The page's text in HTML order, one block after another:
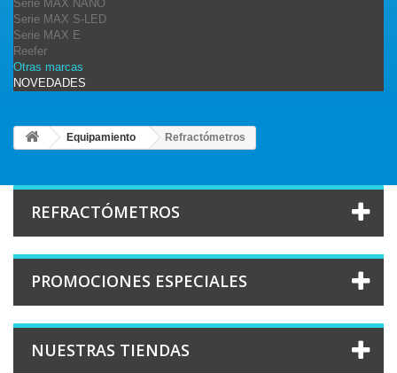
Serie MAX NANO
Serie MAX S-LED
Serie MAX E
Reefer
Otras marcas
NOVEDADES
Equipamiento Refractómetros
REFRACTÓMETROS
PROMOCIONES ESPECIALES
NUESTRAS TIENDAS